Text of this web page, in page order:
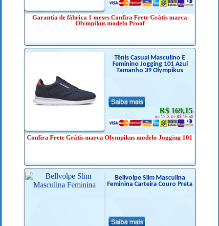
Garantia de fábrica 1 meses Confira Frete Grátis marca
Olympikus modelo Proof
Tênis Casual Masculino E
Feminino Jogging 101 Azul
Tamanho 39 Olympikus
R$ 169,15
ou 12 X de R$ 16.58
Confira Frete Grátis marca Olympikus modelo Jogging 101
Bellvolpe Slim Masculina
Feminina Carteira Couro Preta